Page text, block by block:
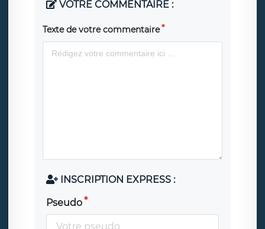
VOTRE COMMENTAIRE :
Texte de votre commentaire
INSCRIPTION EXPRESS :
Pseudo